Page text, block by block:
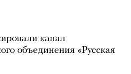
канал
объединения «Русская